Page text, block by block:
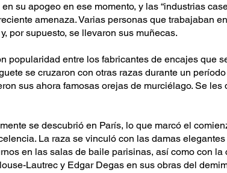
su apogeo en ese momento, y las “industrias
amenaza. Varias personas que trabajaban
por supuesto, se llevaron sus muñecas.
popularidad entre los fabricantes de encajes que
se cruzaron con otras razas durante un
sus ahora famosas orejas de murciélago. Se les
se descubrió en París, lo que marcó el
La raza se vinculó con las damas
en las salas de baile parisinas, así como con la
Lautrec y Edgar Degas en sus obras del